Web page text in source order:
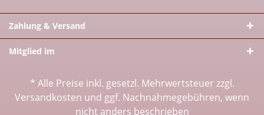
Zahlung & Versand
Mitglied im
* Alle Preise inkl. gesetzl. Mehrwertsteuer zzgl.
Versandkosten und ggf. Nachnahmegebühren, wenn
nicht anders beschrieben